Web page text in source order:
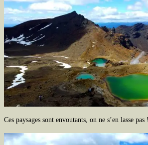
Ces paysages sont envoutants, on ne s’en lasse pas